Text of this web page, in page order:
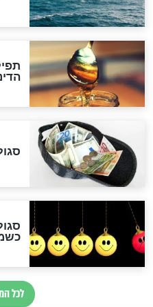
לכל המאמרים
אחרית
האם